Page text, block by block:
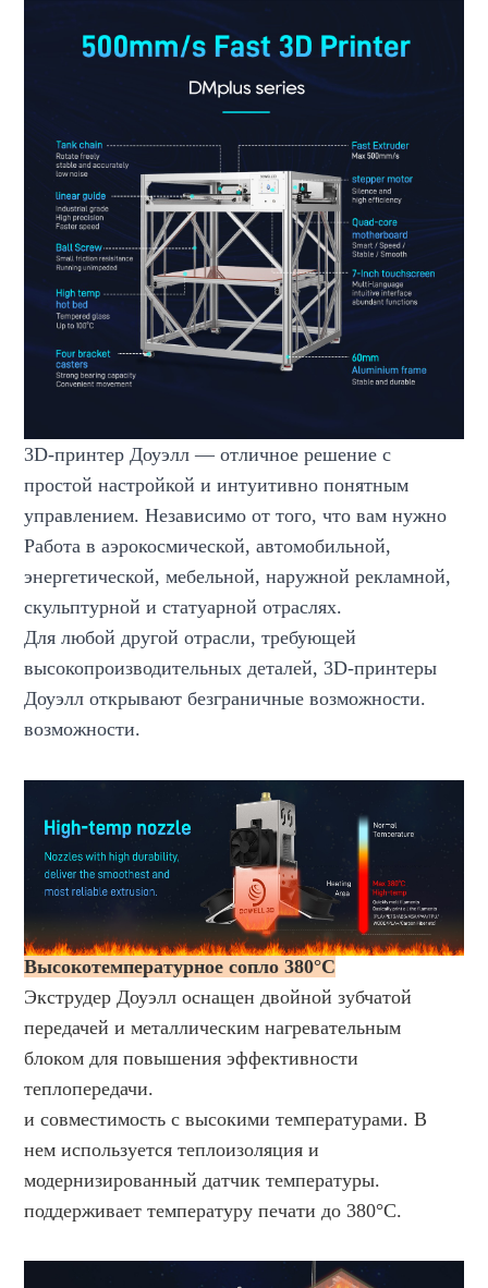
3D-принтер Доуэлл — отличное решение с
простой настройкой и интуитивно понятным
управлением. Независимо от того, что вам нужно
Работа в аэрокосмической, автомобильной,
энергетической, мебельной, наружной рекламной,
скульптурной и статуарной отраслях.
Для любой другой отрасли, требующей
высокопроизводительных деталей, 3D-принтеры
Доуэлл открывают безграничные возможности.
возможности.
Высокотемпературное сопло 380°C
Экструдер Доуэлл оснащен двойной зубчатой ​​
передачей и металлическим нагревательным
блоком для повышения эффективности
теплопередачи.
и совместимость с высокими температурами. В
нем используется теплоизоляция и
модернизированный датчик температуры.
поддерживает температуру печати до 380°C.